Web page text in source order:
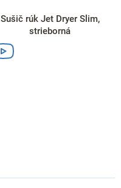
Sušič rúk Jet Dryer Slim,
strieborná